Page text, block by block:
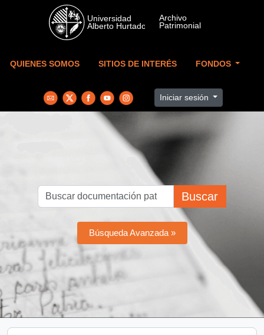
Skip to main content
QUIENES SOMOS SITIOS DE INTERÉS FONDOS
Iniciar sesión
Buscar
Búsqueda Avanzada »